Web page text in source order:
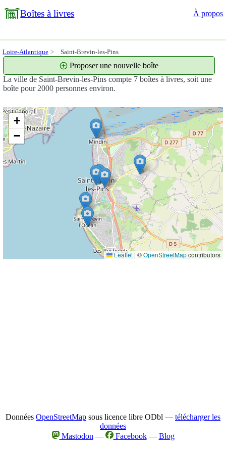
Boîtes à livres À propos
Loire-Atlantique Saint-Brevin-les-Pins
La ville de Saint-Brevin-les-Pins compte 7 boîtes à livres, soit une
boîte pour 2000 personnes environ.
Proposer une nouvelle boîte
+
−
Leaflet | ©OpenStreetMapcontributors
Données OpenStreetMap sous licence libre ODbl — télécharger les
données
Mastodon — Facebook— Blog